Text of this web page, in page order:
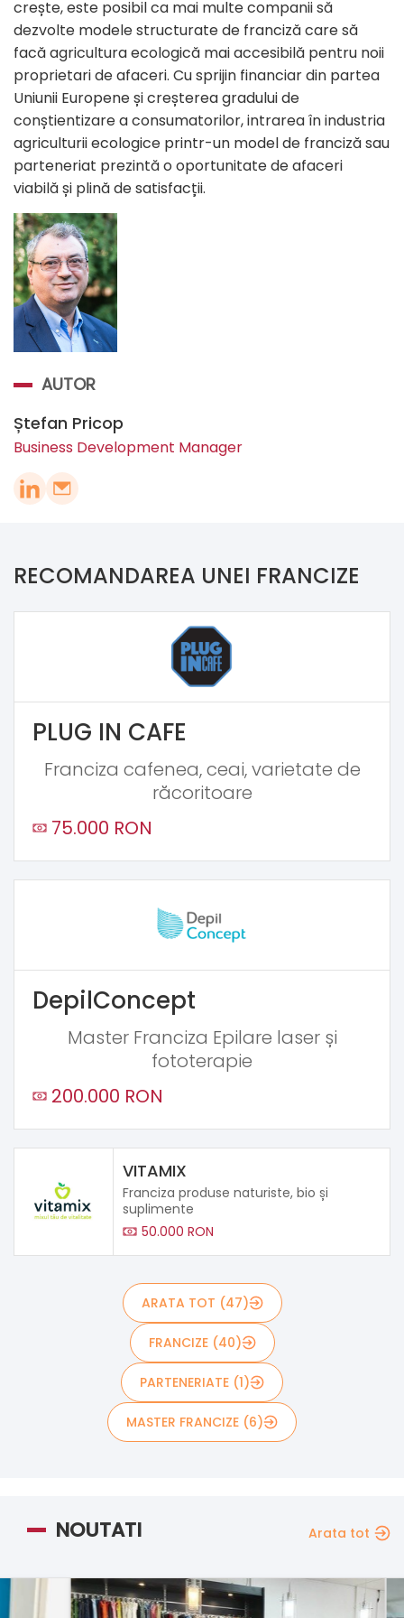
crește, este posibil ca mai multe companii să
dezvolte modele structurate de franciză care să
facă agricultura ecologică mai accesibilă pentru noii
proprietari de afaceri. Cu sprijin financiar din partea
Uniunii Europene și creșterea gradului de
conștientizare a consumatorilor, intrarea în industria
agriculturii ecologice printr-un model de franciză sau
parteneriat prezintă o oportunitate de afaceri
viabilă și plină de satisfacții.
AUTOR
Ștefan Pricop
Business Development Manager
RECOMANDAREA UNEI FRANCIZE
PLUG IN CAFE
Franciza cafenea, ceai, varietate de
răcoritoare
75.000 RON
DepilConcept
Master Franciza Epilare laser și
fototerapie
200.000 RON
VITAMIX
Franciza produse naturiste, bio și
suplimente
50.000 RON
ARATA TOT (47)
FRANCIZE (40)
PARTENERIATE (1)
MASTER FRANCIZE (6)
NOUTATI Arata tot